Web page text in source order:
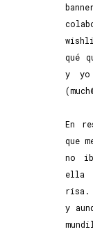
qué
y yo
En
que
no
ella
risa.
y